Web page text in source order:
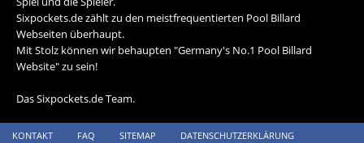
Sixpockets.de zählt zu den meistfrequentierten Pool Billard
Webseiten überhaupt.
Mit Stolz können wir behaupten "Germany's No.1 Pool Billard
Website" zu sein!
Das Sixpockets.de Team.
KONTAKT FAQ SITEMAP DATENSCHUTZERKLÄRUNG